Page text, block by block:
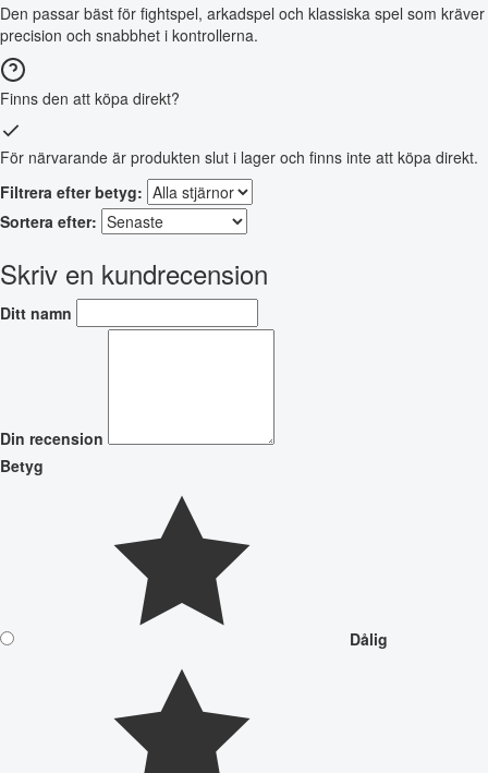
Den passar bäst för fightspel, arkadspel och klassiska spel som kräver
precision och snabbhet i kontrollerna.
Finns den att köpa direkt?
För närvarande är produkten slut i lager och finns inte att köpa direkt.
Filtrera efter betyg:
Sortera efter:
Skriv en kundrecension
Ditt namn
Din recension
Betyg
Dålig